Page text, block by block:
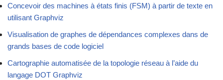
Concevoir des machines à états finis (FSM) à partir de texte en
utilisant Graphviz
Visualisation de graphes de dépendances complexes dans de
grands bases de code logiciel
Cartographie automatisée de la topologie réseau à l’aide du
langage DOT Graphviz